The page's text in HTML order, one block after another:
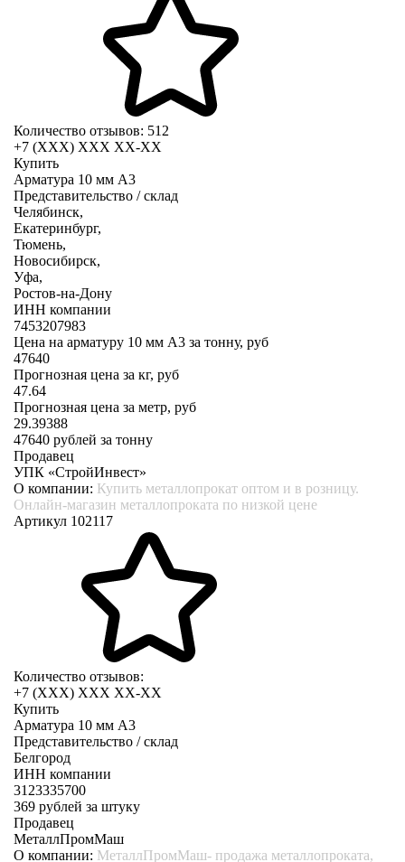
Количество отзывов: 512
+7 (XXX) ХХХ ХХ-ХХ
Купить
Арматура 10 мм А3
Представительство / склад
Челябинск,
Екатеринбург,
Тюмень,
Новосибирск,
Уфа,
Ростов-на-Дону
ИНН компании
7453207983
Цена на арматуру 10 мм А3 за тонну, руб
47640
Прогнозная цена за кг, руб
47.64
Прогнозная цена за метр, руб
29.39388
47640 рублей за тонну
Продавец
УПК «СтройИнвест»
О компании: Купить металлопрокат оптом и в розницу.
Онлайн-магазин металлопроката по низкой цене
Артикул 102117
Количество отзывов:
+7 (XXX) ХХХ ХХ-ХХ
Купить
Арматура 10 мм А3
Представительство / склад
Белгород
ИНН компании
3123335700
369 рублей за штуку
Продавец
МеталлПромМаш
О компании: МеталлПромМаш- продажа металлопроката,